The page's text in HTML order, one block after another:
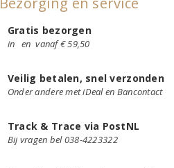
Gratis bezorgen
in en vanaf € 59,50
Veilig betalen, snel verzonden
Onder andere met iDeal en Bancontact
Track & Trace via PostNL
Bij vragen bel 038-4223322